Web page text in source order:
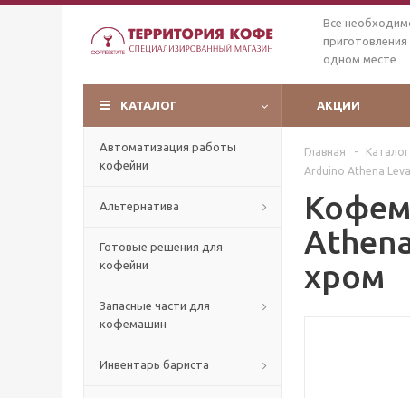
Все
одном месте
КАТАЛОГ АКЦИИ
Автоматизация работы
кофейни
Альтернатива
Готовые решения для
кофейни
Запасные части для
кофемашин
Инвентарь бариста
Главная - Каталог
Arduino Athena
хром